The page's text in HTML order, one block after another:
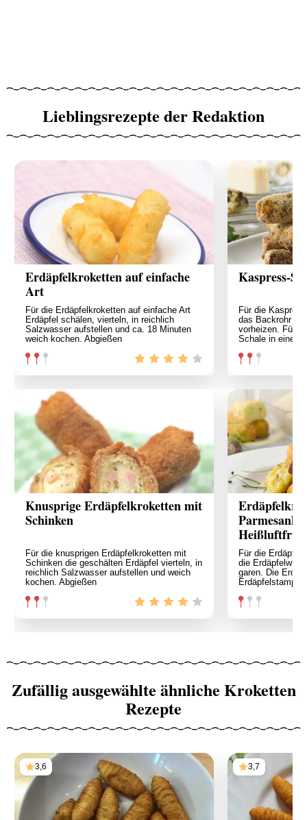
Lieblingsrezepte der Redaktion
Erdäpfelkroketten auf einfache
Art
Für die Erdäpfelkroketten auf einfache Art
Erdäpfel schälen, vierteln, in reichlich
Salzwasser aufstellen und ca. 18 Minuten
weich kochen. Abgießen
Kaspress-
Für die
das Backrohr
vorheizen. Für
Schale in eine
Knusprige Erdäpfelkroketten mit
Schinken
Für die knusprigen Erdäpfelkroketten mit
Schinken die geschälten Erdäpfel vierteln, in
reichlich Salzwasser aufstellen und weich
kochen. Abgießen
Für die
die
garen. Die
Erdäpfelstampfer
Zufällig ausgewählte ähnliche Kroketten
Rezepte
3,6 3,7